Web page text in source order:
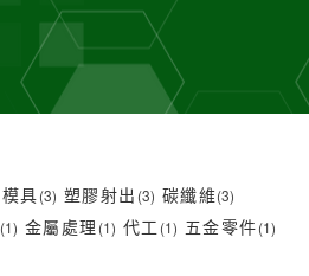
模具(3) 塑膠射出 (3) 碳纖維(3)
(1) 金屬處理 (1) 代工 (1) 五金零件(1)